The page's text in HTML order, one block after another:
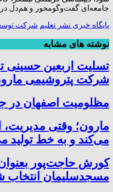
جامعه‌ای گفت‌وگومحور و هم‌دل در
پایگاه خبری نشر تعلیم شرکت
نوشته های مشابه
تسلیت اربعین
شرکت پتروشیمی
مظلومیت اصفهان در
مارون؛ وقتی مدیریت،
می‌کند و به خط تولید
کورش حاجت‌پور
مسجدسلیمان انتخاب